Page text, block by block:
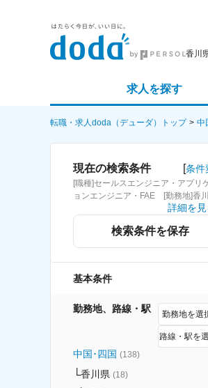
香川
求人を探す
詳細条件から探す
求人特集から探す
転職・求人doda（デューダ）トップ 中
現在の検索条件 [条件
[職種]セールスエンジニア・アプリ
ョンエンジニア・FAE [勤務地]香
詳細を見
検索条件を保存
基本条件
勤務地、路線・駅 勤務地を選
路線・駅を
中国･四国 (138)
香川県 (18)